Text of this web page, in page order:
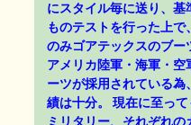
にスタイル毎に送り、
ものテストを行った上
のみゴアテックスのブー
アメリカ陸軍・海軍・
ーツが採用されている
績は十分。 現在に至って
ミリタリー、それぞれ